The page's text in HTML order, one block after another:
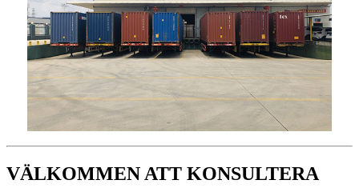
VÄLKOMMEN ATT KONSULTERA